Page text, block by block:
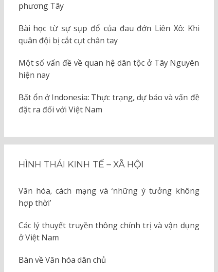
phương Tây
Bài học từ sự sụp đổ của đau đớn Liên Xô: Khi
quân đội bị cắt cụt chân tay
Một số vấn đề về quan hệ dân tộc ở Tây Nguyên
hiện nay
Bất ổn ở Indonesia: Thực trạng, dự báo và vấn đề
đặt ra đối với Việt Nam
HÌNH THÁI KINH TẾ – XÃ HỘI
Văn hóa, cách mạng và ‘những ý tưởng không
hợp thời’
Các lý thuyết truyền thông chính trị và vận dụng
ở Việt Nam
Bàn về Văn hóa dân chủ